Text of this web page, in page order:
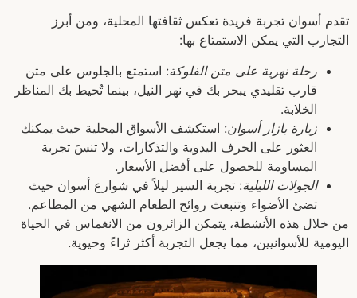
تقدم أسوان تجربة فريدة تعكس ثقافتها المحلية، ومن أبرز
التجارب التي يمكن الاستمتاع بها:
رحلة نهرية على متن الفلوكة: استمتع بالجلوس على متن
قارب تقليدي يبحر بك في نهر النيل، بينما تُحيط بك المناظر
الخلابة.
زيارة بازار أسوان: استكشف الأسواق المحلية حيث يمكنك
العثور على الحرف اليدوية والتذكارات، ولا تنسَ تجربة
المساومة للحصول على أفضل الأسعار.
الجولات الليلية: تجربة السير ليلاً في شوارع أسوان حيث
تضئ الأضواء وتنبعث روائح الطعام الشهي من المطاعم.
من خلال هذه الأنشطة، يتمكن الزائرون من الانغماس في الحياة
اليومية للأسوانيين، مما يجعل التجربة أكثر ثراءً وحيوية.